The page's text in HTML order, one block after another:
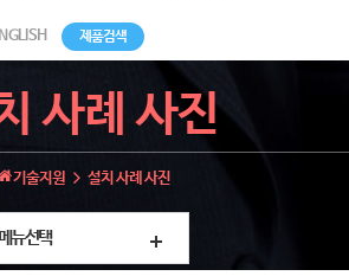
제품검색
사례 사진
기술지원 설치 사례 사진
메뉴선택